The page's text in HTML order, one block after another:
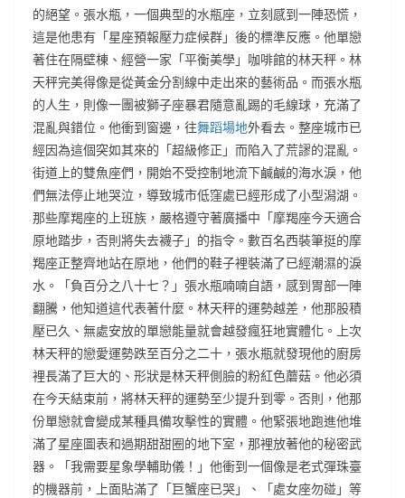
的絕望。張水瓶，一個典型的水瓶座，立刻感到一陣恐慌，
這是他患有「星座預報壓力症候群」後的標準反應。他單戀
著住在隔壁棟、經營一家「平衡美學」咖啡館的林天秤。林
天秤完美得像是從黃金分割線中走出來的藝術品。而張水瓶
的人生，則像一團被獅子座暴君隨意亂踢的毛線球，充滿了
混亂與錯位。他衝到窗邊，往舞蹈場地外看去。整座城市已
經因為這個突如其來的「超級修正」而陷入了荒謬的混亂。
街道上的雙魚座們，開始不受控制地流下鹹鹹的海水淚，他
們無法停止地哭泣，導致城市低窪處已經形成了小型潟湖。
那些摩羯座的上班族，嚴格遵守著廣播中「摩羯座今天適合
原地踏步，否則將失去襪子」的指令。數百名西裝筆挺的摩
羯座正整齊地站在原地，他們的鞋子裡裝滿了已經潮濕的淚
水。「負百分之八十七？」張水瓶喃喃自語，感到胃部一陣
翻騰，他知道這代表著什麼。林天秤的運勢越差，他那股積
壓已久、無處安放的單戀能量就會越發瘋狂地實體化。上次
林天秤的戀愛運勢跌至百分之二十，張水瓶就發現他的廚房
裡長滿了巨大的、形狀是林天秤側臉的粉紅色蘑菇。他必須
在今天結束前，將林天秤的運勢至少提升到零。否則，他那
份單戀就會變成某種具備攻擊性的實體。他緊張地跑進他堆
滿了星座圖表和過期甜甜圈的地下室，那裡放著他的秘密武
器。「我需要星象學輔助儀！」他衝到一個像是老式彈珠臺
的機器前，上面貼滿了「巨蟹座已哭」、「處女座勿碰」等